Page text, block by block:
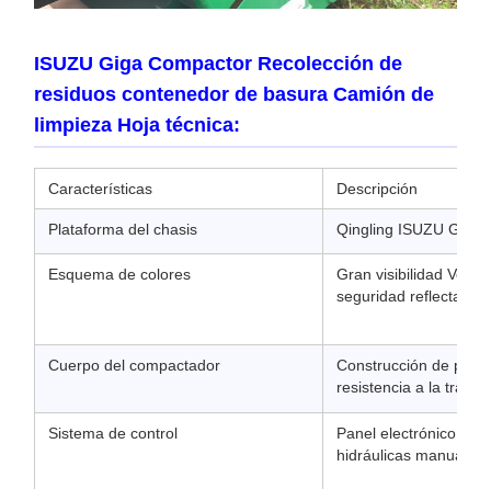
ISUZU Giga Compactor Recolección de
residuos contenedor de basura Camión de
limpieza Hoja técnica:
Características Descripción
Plataforma del chasis Qingling ISUZU Giga
Esquema de colores
Gran visibilidad
seguridad
Cuerpo del compactador
Construcción de
resistencia a la
Sistema de control
Panel electrónico
hidráulicas manuales